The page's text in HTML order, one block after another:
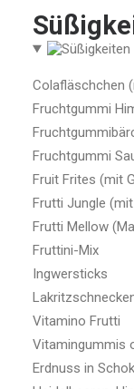
Colafläschchen
Fruchtgummi
Fruchtgummi
Fruit Frites (mit
Frutti Jungle
Frutti Mellow
Fruttini-Mix
Ingwersticks
Vitamino Frutti
Vitamingummis
Erdnuss in